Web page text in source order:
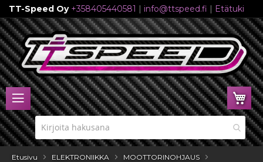
TT-Speed Oy +358405440581 | info@ttspeed.fi | Etätuki
Skip
to
Content
Etusivu ELEKTRONIIKKA
MOOTTORINOHJAUS